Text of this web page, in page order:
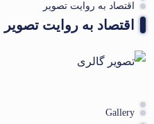
اقتصاد به روایت تصویر
اقتصاد به روایت تصویر
Gallery